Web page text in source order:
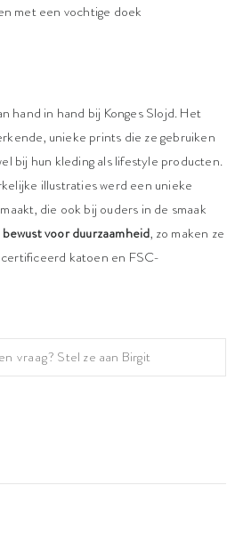
met een vochtige doek
hand in hand bij Konges Slojd. Het
unieke prints die ze gebruiken
bij hun kleding als lifestyle producten.
illustraties werd een unieke
die ook bij ouders in de smaak
bewust voor duurzaamheid, zo maken ze
katoen en FSC-
vraag? Stel ze aan Birgit